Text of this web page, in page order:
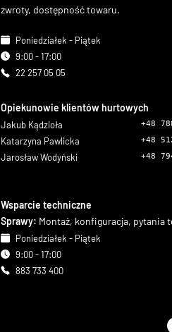
zwroty, dostępność towaru.
Poniedziałek - Piątek
9:00 - 17:00
22 257 05 05
Opiekunowie klientów hurtowych
Jakub Kądzioła +48
Katarzyna Pawlicka +48
Jarosław Wodyński +48
Wsparcie techniczne
Sprawy: Montaż, konfiguracja, pytania
Poniedziałek - Piątek
9:00 - 17:00
883 733 400